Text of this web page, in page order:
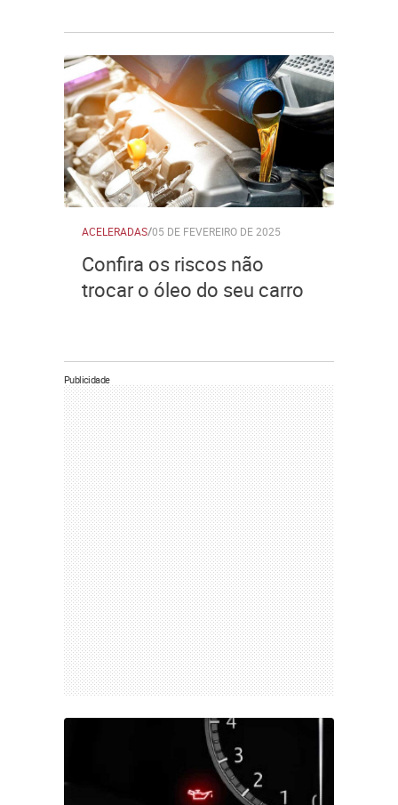
ACELERADAS/05 DE FEVEREIRO DE 2025
Confira os riscos não
trocar o óleo do seu carro
Publicidade